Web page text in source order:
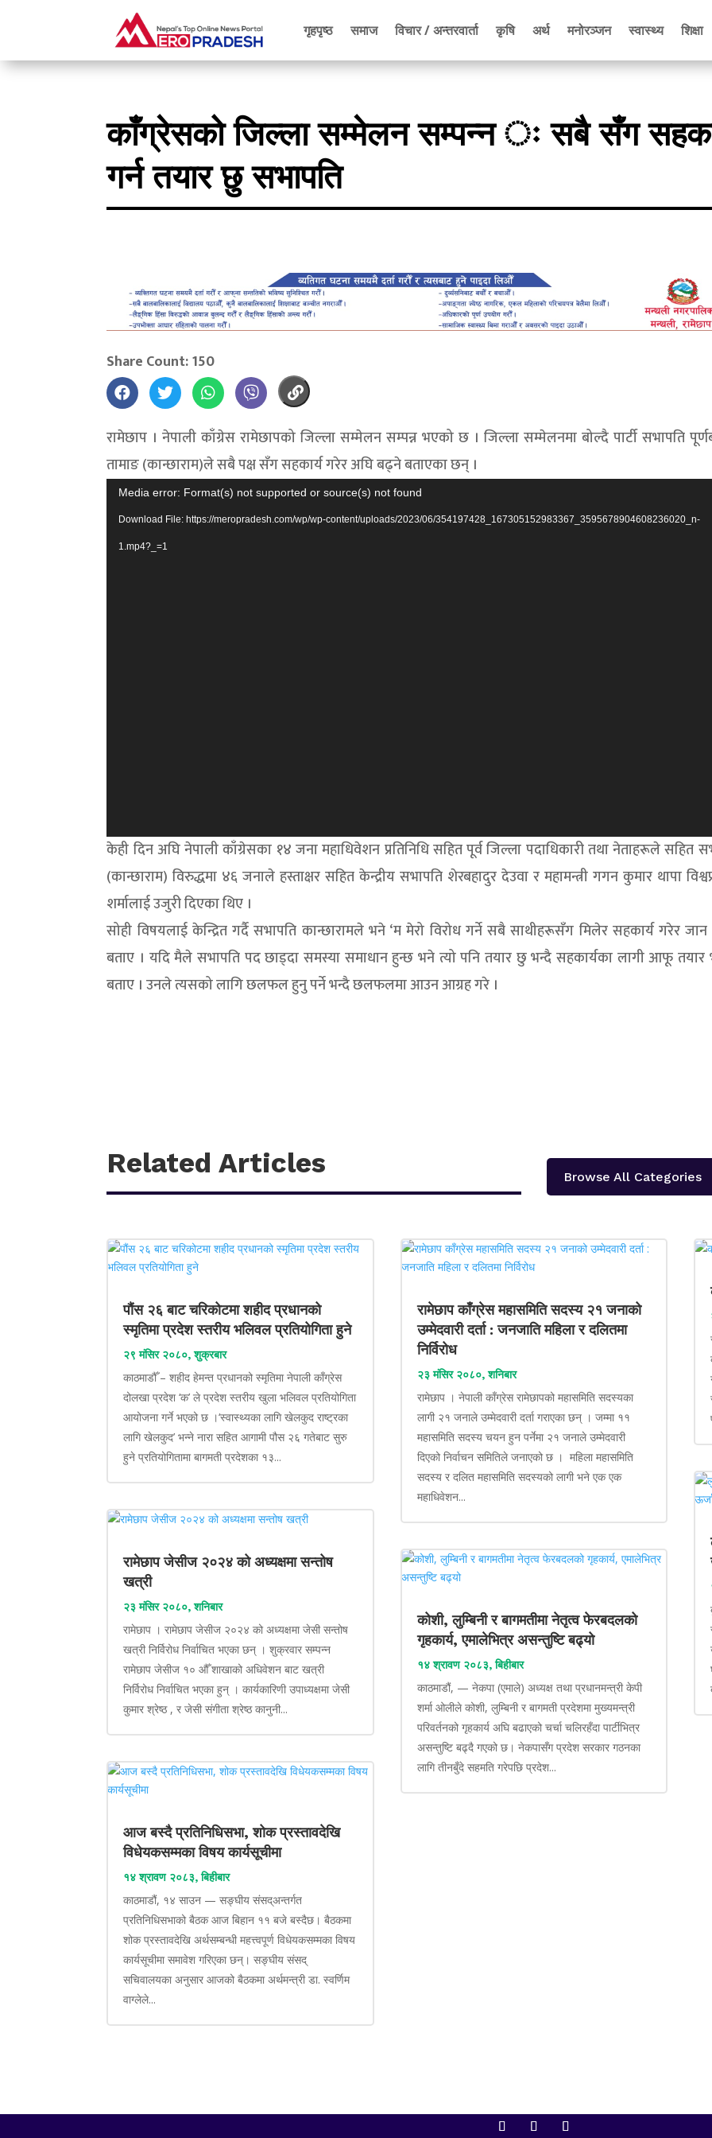
गृहपृष्ठ समाज विचार / अन्तरवार्ता कृषि अर्थ मनोरञ्जन स्वास्थ्य शिक्षा
काँग्रेसको जिल्ला सम्मेलन सम्पन्न ः सबै सँग
गर्न तयार छु सभापति
Share Count: 150
रामेछाप । नेपाली काँग्रेस रामेछापको जिल्ला सम्मेलन सम्पन्न भएको छ । जिल्ला सम्मेलनमा बोल्दै पार्टी सभापति
तामाङ (कान्छाराम)ले सबै पक्ष सँग सहकार्य गरेर अघि बढ्ने बताएका छन् ।
Video
Player
Media error: Format(s) not supported or source(s) not found
Download File: https://meropradesh.com/wp/wp-content/uploads/2023/06/354197428_167305152983367_3595678904608236020_n-
1.mp4?_=1
केही दिन अघि नेपाली काँग्रेसका १४ जना महाधिवेशन प्रतिनिधि सहित पूर्व जिल्ला पदाधिकारी तथा नेताहरूले सहित
(कान्छाराम) विरुद्धमा ४६ जनाले हस्ताक्षर सहित केन्द्रीय सभापति शेरबहादुर देउवा र महामन्त्री गगन कुमार थापा
शर्मालाई उजुरी दिएका थिए ।
सोही विषयलाई केन्द्रित गर्दै सभापति कान्छारामले भने ‘म मेरो विरोध गर्ने सबै साथीहरूसँग मिलेर सहकार्य गरेर
बताए । यदि मैले सभापति पद छाड्दा समस्या समाधान हुन्छ भने त्यो पनि तयार छु भन्दै सहकार्यका लागी आफू
बताए । उनले त्यसको लागि छलफल हुनु पर्ने भन्दै छलफलमा आउन आग्रह गरे ।
Related Articles Browse All Categories
पौंस २६ बाट चरिकोटमा शहीद प्रधानको
स्मृतिमा प्रदेश स्तरीय भलिवल प्रतियोगिता हुने
२९ मंसिर २०८०, शुक्रबार
काठमाडौँ – शहीद हेमन्त प्रधानको स्मृतिमा नेपाली काँग्रेस
दोलखा प्रदेश ‘क’ ले प्रदेश स्तरीय खुला भलिवल प्रतियोगिता
आयोजना गर्ने भएको छ ।‘स्वास्थ्यका लागि खेलकुद राष्ट्रका
लागि खेलकुद’ भन्ने नारा सहित आगामी पौस २६ गतेबाट सुरु
हुने प्रतियोगितामा बागमती प्रदेशका १३...
रामेछाप जेसीज २०२४ को अध्यक्षमा सन्तोष
खत्री
२३ मंसिर २०८०, शनिबार
रामेछाप । रामेछाप जेसीज २०२४ को अध्यक्षमा जेसी सन्तोष
खत्री निर्विरोध निर्वाचित भएका छन् । शुक्रवार सम्पन्न
रामेछाप जेसीज १० औँ शाखाको अधिवेशन बाट खत्री
निर्विरोध निर्वाचित भएका हुन् । कार्यकारिणी उपाध्यक्षमा जेसी
कुमार श्रेष्ठ , र जेसी संगीता श्रेष्ठ कानुनी...
आज बस्दै प्रतिनिधिसभा, शोक प्रस्तावदेखि
विधेयकसम्मका विषय कार्यसूचीमा
१४ श्रावण २०८३, बिहीबार
काठमाडौं, १४ साउन — सङ्घीय संसद्अन्तर्गत
प्रतिनिधिसभाको बैठक आज बिहान ११ बजे बस्दैछ। बैठकमा
शोक प्रस्तावदेखि अर्थसम्बन्धी महत्त्वपूर्ण विधेयकसम्मका विषय
कार्यसूचीमा समावेश गरिएका छन्। सङ्घीय संसद्
सचिवालयका अनुसार आजको बैठकमा अर्थमन्त्री डा. स्वर्णिम
वाग्लेले...
रामेछाप काँग्रेस महासमिति सदस्य २१ जनाको
उम्मेदवारी दर्ता : जनजाति महिला र दलितमा
निर्विरोध
२३ मंसिर २०८०, शनिबार
रामेछाप । नेपाली काँग्रेस रामेछापको महासमिति सदस्यका
लागी २१ जनाले उम्मेदवारी दर्ता गराएका छन् । जम्मा ११
महासमिति सदस्य चयन हुन पर्नेमा २१ जनाले उम्मेदवारी
दिएको निर्वाचन समितिले जनाएको छ । महिला महासमिति
सदस्य र दलित महासमिति सदस्यको लागी भने एक एक
महाधिवेशन...
कोशी, लुम्बिनी र बागमतीमा नेतृत्व फेरबदलको
गृहकार्य, एमालेभित्र असन्तुष्टि बढ्यो
१४ श्रावण २०८३, बिहीबार
काठमाडौं, — नेकपा (एमाले) अध्यक्ष तथा प्रधानमन्त्री केपी
शर्मा ओलीले कोशी, लुम्बिनी र बागमती प्रदेशमा मुख्यमन्त्री
परिवर्तनको गृहकार्य अघि बढाएको चर्चा चलिरहँदा पार्टीभित्र
असन्तुष्टि बढ्दै गएको छ। नेकपासँग प्रदेश सरकार गठनका
लागि तीनबुँदे सहमति गरेपछि प्रदेश...